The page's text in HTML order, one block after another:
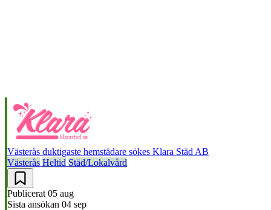
Västerås duktigaste hemstädare sökes Klara Städ AB
Västerås Heltid Städ/Lokalvård
Publicerat 05 aug
Sista ansökan 04 sep